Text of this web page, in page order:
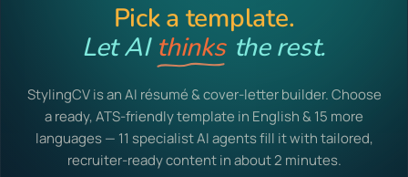
Pick a template.
Let AI thinks the rest.
StylingCV is an AI résumé & cover-letter builder. Choose
a ready, ATS-friendly template in English & 15 more
languages — 11 specialist AI agents fill it with tailored,
recruiter-ready content in about 2 minutes.